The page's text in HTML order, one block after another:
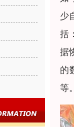
少
括
据
的
等